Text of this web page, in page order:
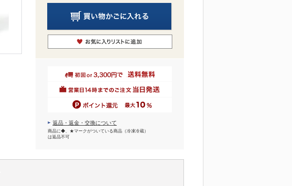
返品・返金・交換について
商品に◆、★マークがついている商品（冷凍冷蔵）
は返品不可